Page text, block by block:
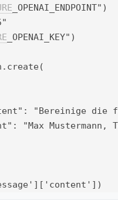
_OPENAI_ENDPOINT")
_OPENAI_KEY")